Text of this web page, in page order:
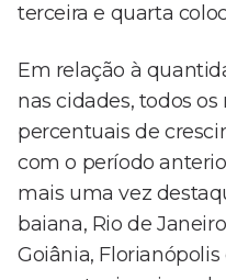
terceira e quarta
Em relação à
nas cidades, todos
percentuais de
com o período
mais uma vez
baiana, Rio de
Goiânia,